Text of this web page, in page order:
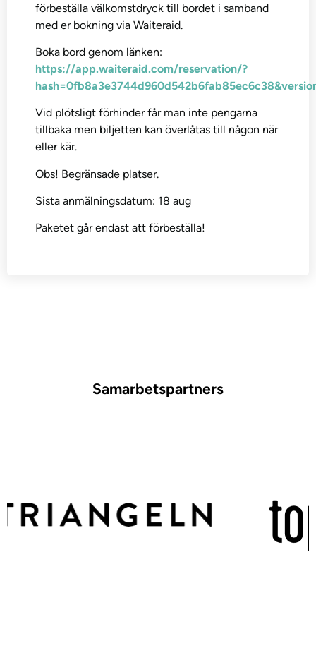
förbeställa välkomstdryck till bordet i samband
med er bokning via Waiteraid.
Boka bord genom länken:
https://app.waiteraid.com/reservation/?
Vid plötsligt förhinder får man inte pengarna
tillbaka men biljetten kan överlåtas till någon när
eller kär.
Obs! Begränsade platser.
Sista anmälningsdatum: 18 aug
Paketet går endast att förbeställa!
Samarbetspartners